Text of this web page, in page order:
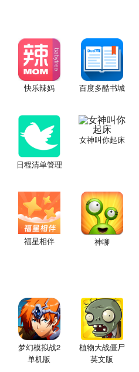
快乐辣妈 百度多酷书城
日程清单管理
女神叫你起床
福星相伴 神聊
梦幻模拟战2
单机版
植物大战僵尸
英文版